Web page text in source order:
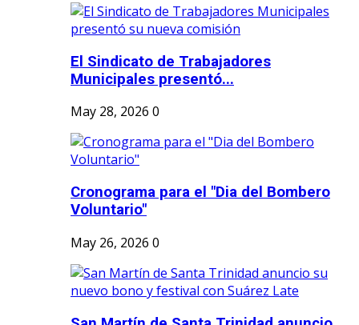
El Sindicato de Trabajadores
Municipales presentó...
May 28, 2026 0
Cronograma para el "Dia del Bombero
Voluntario"
May 26, 2026 0